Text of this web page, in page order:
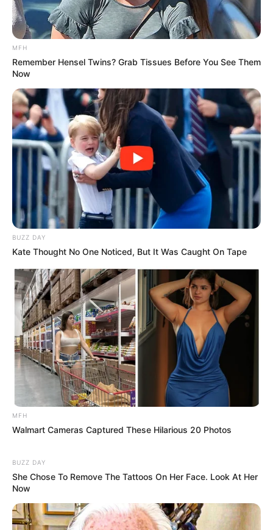
X: –
Threads:@fedlyegi
Instagram:
TikTok: –
YouTube: –
Tinggi, Berat & Penampilan Fisik
Tinggi: – cm
Berat: – kg
Golongan Darah: –
Warna Rambut: –
Warna Mata: –
Warna Kulit: –
Ukuran Tubuh: –
Ukuran Sepatu: –
Ukuran Baju: –
Pendidikan
Institut Kesenian Jakarta, Fakultas Seni Rupa, Jurusan Seni
Rupa, Peminatan Seni Patung (1978—1984)
Keluarga
Ayah: –
Ibu: –
Saudara Laki-laki: –
Saudara Perempuan: –
Anak: Giraldi Pradana Putra Fedly, Farah Kiana Fedly, Kianu
MFH
Remember Hensel Twins? Grab Tissues Before You See Them
Now
BUZZ DAY
Kate Thought No One Noticed, But It Was Caught On Tape
MFH
Walmart Cameras Captured These Hilarious 20 Photos
BUZZ DAY
She Chose To Remove The Tattoos On Her Face. Look At Her
Now